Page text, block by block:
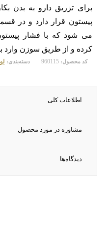
برای تزریق دارو به بدن
پیستون قرار دارد و در
می شود که با فشار
کرده و از طریق سوزن وارد
کد محصول: 960115 دسته‌بندی:
اطلاعات کلی
مشاوره در مورد محصول
دیدگاه‌ها